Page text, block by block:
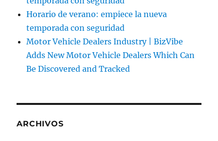
Horario de verano: empiece la nueva
temporada con seguridad
Motor Vehicle Dealers Industry | BizVibe
Adds New Motor Vehicle Dealers Which Can
Be Discovered and Tracked
ARCHIVOS